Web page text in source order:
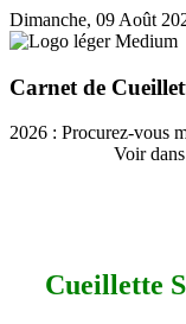
Dimanche, 09 Août
Carnet de
2026 : Procurez-vous
Voir dans les
Cueillette